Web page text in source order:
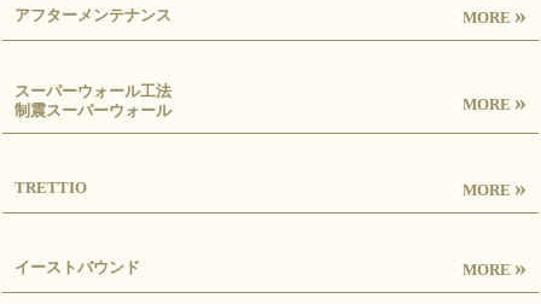
アフターメンテナンス MORE »
スーパーウォール工法
制震スーパーウォール
MORE »
TRETTIO MORE »
イーストバウンド MORE »